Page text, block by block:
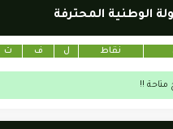
الوطنية المحترفة
نقاط ل ف ت
متاحة !!